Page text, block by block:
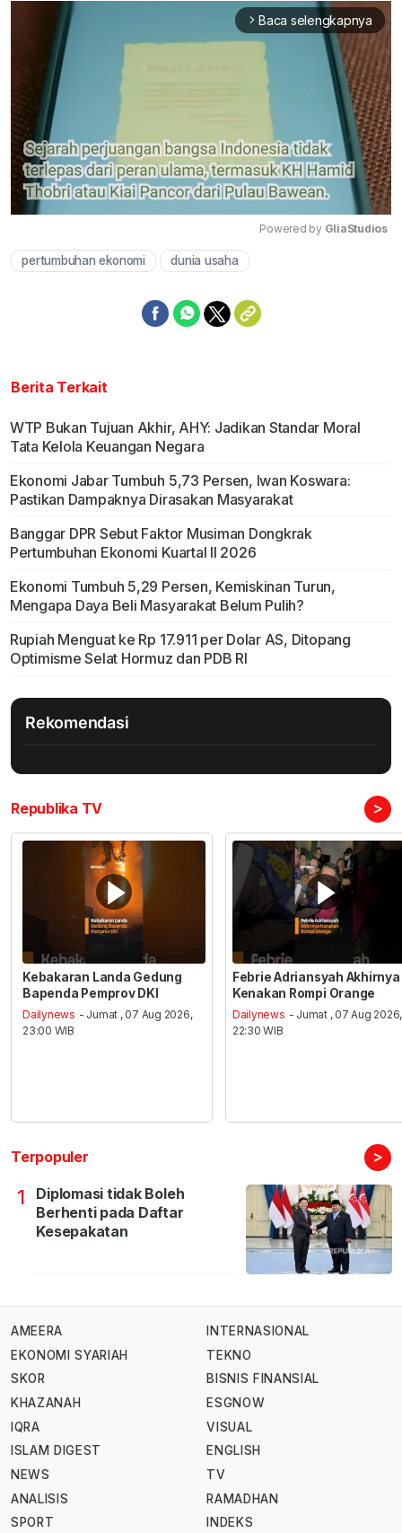
arrow_forward_ios Baca selengkapnya
Powered by GliaStudios
pertumbuhan ekonomi dunia usaha
Berita Terkait
WTP Bukan Tujuan Akhir, AHY: Jadikan Standar Moral
Tata Kelola Keuangan Negara
Ekonomi Jabar Tumbuh 5,73 Persen, Iwan Koswara:
Pastikan Dampaknya Dirasakan Masyarakat
Banggar DPR Sebut Faktor Musiman Dongkrak
Pertumbuhan Ekonomi Kuartal II 2026
Ekonomi Tumbuh 5,29 Persen, Kemiskinan Turun,
Mengapa Daya Beli Masyarakat Belum Pulih?
Rupiah Menguat ke Rp 17.911 per Dolar AS, Ditopang
Optimisme Selat Hormuz dan PDB RI
Rekomendasi
Republika TV >
Kebakaran Landa Gedung
Bapenda Pemprov DKI
Dailynews - Jumat , 07 Aug 2026,
23:00 WIB
Febrie Adriansyah Akhirnya
Kenakan Rompi Orange
Dailynews - Jumat , 07 Aug 2026,
22:30 WIB
Terpopuler >
1
Diplomasi tidak Boleh
Berhenti pada Daftar
Kesepakatan
AMEERA
EKONOMI SYARIAH
SKOR
KHAZANAH
IQRA
ISLAM DIGEST
NEWS
ANALISIS
SPORT
INTERNASIONAL
TEKNO
BISNIS FINANSIAL
ESGNOW
VISUAL
ENGLISH
TV
RAMADHAN
INDEKS